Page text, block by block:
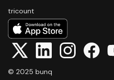
tricount
© 2025 bunq